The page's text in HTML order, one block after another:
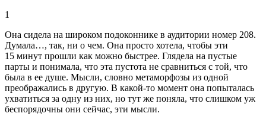
1
Она сидела на широком подоконнике в аудитории номер 208.
Думала…, так, ни о чем. Она просто хотела, чтобы эти
15 минут прошли как можно быстрее. Глядела на пустые
парты и понимала, что эта пустота не сравниться с той, что
была в ее душе. Мысли, словно метаморфозы из одной
преображались в другую. В какой-то момент она попыталась
ухватиться за одну из них, но тут же поняла, что слишком уж
беспорядочны они сейчас, эти мысли.